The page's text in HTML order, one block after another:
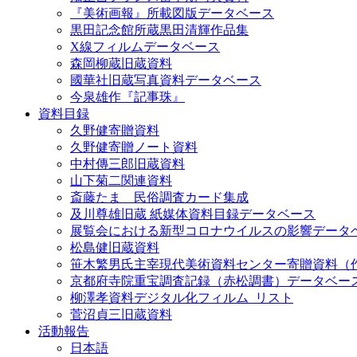
『美術画報』所載図版データベース
黒田記念館所蔵黒田清輝作品集
X線フィルムデータベース
森岡柳蔵旧蔵資料
國華社旧蔵写真資料データベース
今泉雄作『記事珠』
資料目録
久野健寄贈資料
久野健寄贈ノート資料
中村傳三郎旧蔵資料
山下菊二関連資料
斎藤たま 民俗調査カード集成
及川尊雄旧蔵 紙媒体資料目録データベース
展覧会における新型コロナウイルスの影響データ
松島健旧蔵資料
笹木繁男氏主宰現代美術資料センター寄贈資料（
京都府寺院重宝調査記録（赤松調書）データベー
柳澤孝資料デジタル化フィルム_リスト
菅沼貞三旧蔵資料
活動報告
日本語